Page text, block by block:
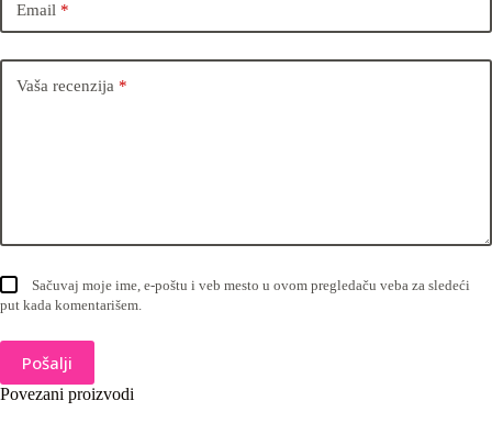
Email *
Vaša recenzija *
Sačuvaj moje ime, e-poštu i veb mesto u ovom pregledaču veba za sledeći
put kada komentarišem.
Pošalji
Povezani proizvodi